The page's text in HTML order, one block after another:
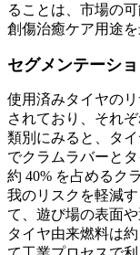
ることは、市場の
創傷治癒ケア用途
セグメンテーシ
使用済みタイヤの
されており、それ
類別にみると、タ
でクラムラバーと
約 40% を占めるク
我のリスクを軽減
て、遊び場の表面
タイヤ由来燃料は